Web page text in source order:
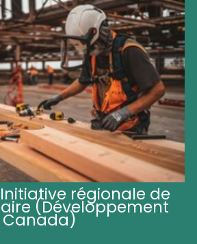
régionale de
(Développement
Canada)